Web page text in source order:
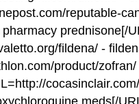
reputable-
prednisone[/
fildena/ -
product/
meds[/